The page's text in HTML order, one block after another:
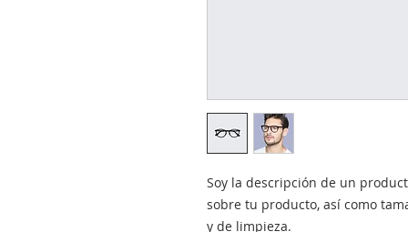
Soy la descripción de un
sobre tu producto, así como
y de limpieza.